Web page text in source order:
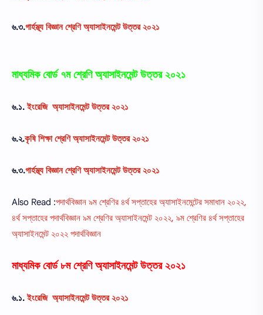
৬.৩.গার্হস্থ্য বিজ্ঞান শ্রেণি অ্যাসাইনমেন্ট উত্তর ২০২১
মাধ্যমিক বোর্ড ৭ম শ্রেণি অ্যাসাইনমেন্ট উত্তর ২০২১
৬.১.ইংরেজি অ্যাসাইনমেন্ট উত্তর ২০২১
৬.২.কৃষি শিক্ষা শ্রেণি অ্যাসাইনমেন্ট উত্তর ২০২১
৬.৩.গার্হস্থ্য বিজ্ঞান শ্রেণি অ্যাসাইনমেন্ট উত্তর ২০২১
Also Read :পদার্থবিজ্ঞান ৯ম শ্রেণির ৪র্থ সপ্তাহের অ্যাসাইনমেন্টের সমাধান ২০২২,
৪র্থ সপ্তাহের পদার্থবিজ্ঞান ৯ম শ্রেণির অ্যাসাইনমেন্ট ২০২২, ৯ম শ্রেণির ৪র্থ সপ্তাহের
অ্যাসাইনমেন্ট ২০২২ পদার্থবিজ্ঞান
মাধ্যমিক বোর্ড ৮ম শ্রেণি অ্যাসাইনমেন্ট উত্তর ২০২১
৬.১.ইংরেজি অ্যাসাইনমেন্ট উত্তর ২০২১